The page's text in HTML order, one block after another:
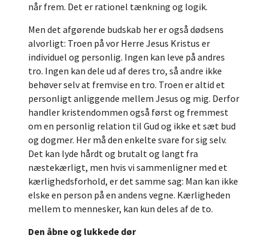
når frem. Det er rationel tænkning og logik.
Men det afgørende budskab her er også dødsens
alvorligt: Troen på vor Herre Jesus Kristus er
individuel og personlig. Ingen kan leve på andres
tro. Ingen kan dele ud af deres tro, så andre ikke
behøver selv at fremvise en tro. Troen er altid et
personligt anliggende mellem Jesus og mig. Derfor
handler kristendommen også først og fremmest
om en personlig relation til Gud og ikke et sæt bud
og dogmer. Her må den enkelte svare for sig selv.
Det kan lyde hårdt og brutalt og langt fra
næstekærligt, men hvis vi sammenligner med et
kærlighedsforhold, er det samme sag: Man kan ikke
elske en person på en andens vegne. Kærligheden
mellem to mennesker, kan kun deles af de to.
Den åbne og lukkede dør